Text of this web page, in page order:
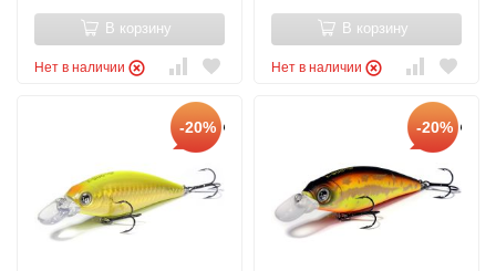
В корзину
Нет в наличии
В корзину
Нет в наличии
-20% -20%